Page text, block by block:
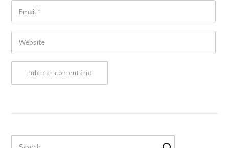
EMAIL
WEBSITE